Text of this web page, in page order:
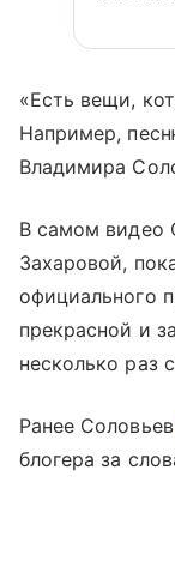
«Есть вещи,
Например,
Владимира
В самом видео
Захаровой,
официального
прекрасной и
несколько раз
Ранее Соловьев
блогера за